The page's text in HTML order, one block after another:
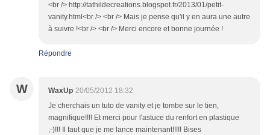
<br /> http://tathildecreations.blogspot.fr/2013/01/petit-
vanity.html<br /> <br /> Mais je pense qu'il y en aura une autre
à suivre !<br /> <br /> Merci encore et bonne journée !
Répondre
W WaxUp 20/05/2012 18:32
Je cherchais un tuto de vanity et je tombe sur le tien,
magnifique!!!! Et merci pour l'astuce du renfort en plastique
;-)!!! Il faut que je me lance maintenant!!!!! Bises